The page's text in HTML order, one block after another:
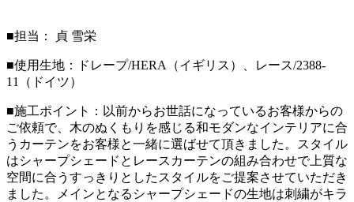
■担当： 貞 雪栄
■使用生地：ドレープ/HERA（イギリス）、レース/2388-
11（ドイツ）
■施工ポイント：以前からお世話になっているお客様からの
ご依頼で、木のぬくもりを感じる和モダンなインテリアに合
うカーテンをお客様と一緒に選ばせて頂きました。スタイル
はシャープシェードとレースカーテンの組み合わせで上質な
空間に合うすっきりとしたスタイルをご提案させていただき
ました。メインとなるシャープシェードの生地は刺繍がキラ